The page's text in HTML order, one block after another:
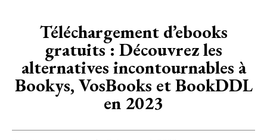
Téléchargement d’ebooks
gratuits : Découvrez les
alternatives incontournables à
Bookys, VosBooks et BookDDL
en 2023